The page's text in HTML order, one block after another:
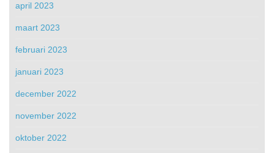
april 2023
maart 2023
februari 2023
januari 2023
december 2022
november 2022
oktober 2022